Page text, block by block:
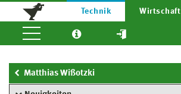
Technik Wirtschaft
Matthias Wißotzki